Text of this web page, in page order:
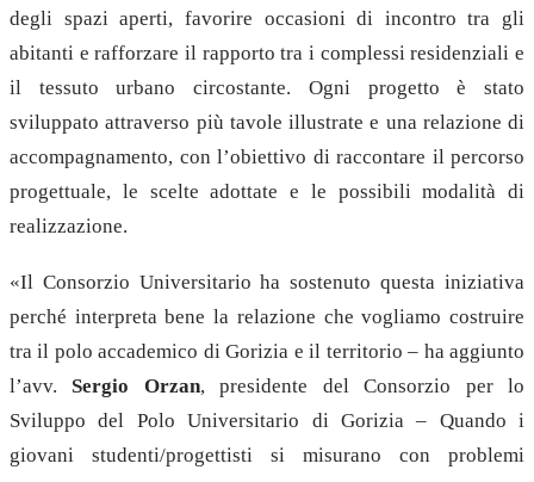
degli spazi aperti, favorire occasioni di incontro tra gli
abitanti e rafforzare il rapporto tra i complessi residenziali e
il tessuto urbano circostante. Ogni progetto è stato
sviluppato attraverso più tavole illustrate e una relazione di
accompagnamento, con l’obiettivo di raccontare il percorso
progettuale, le scelte adottate e le possibili modalità di
realizzazione.
«Il Consorzio Universitario ha sostenuto questa iniziativa
perché interpreta bene la relazione che vogliamo costruire
tra il polo accademico di Gorizia e il territorio – ha aggiunto
l’avv. Sergio Orzan, presidente del Consorzio per lo
Sviluppo del Polo Universitario di Gorizia – Quando i
giovani studenti/progettisti si misurano con problemi